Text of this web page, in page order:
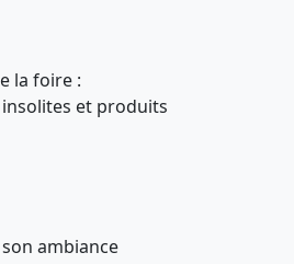
la foire :
insolites et produits
ambiance